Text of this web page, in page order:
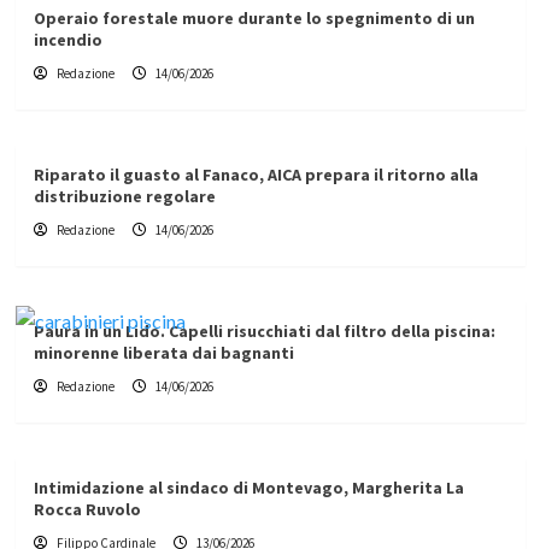
Operaio forestale muore durante lo spegnimento di un
incendio
Redazione 14/06/2026
Riparato il guasto al Fanaco, AICA prepara il ritorno alla
distribuzione regolare
Redazione 14/06/2026
Paura in un Lido. Capelli risucchiati dal filtro della piscina:
minorenne liberata dai bagnanti
Redazione 14/06/2026
Intimidazione al sindaco di Montevago, Margherita La
Rocca Ruvolo
Filippo Cardinale 13/06/2026